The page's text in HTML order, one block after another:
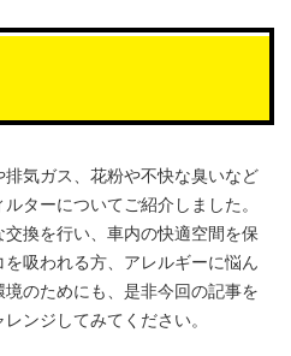
気ガス、花粉や不快な臭いなど
ターについてご紹介しました。
換を行い、車内の快適空間を保
吸われる方、アレルギーに悩ん
のためにも、是非今回の記事を
ンジしてみてください。